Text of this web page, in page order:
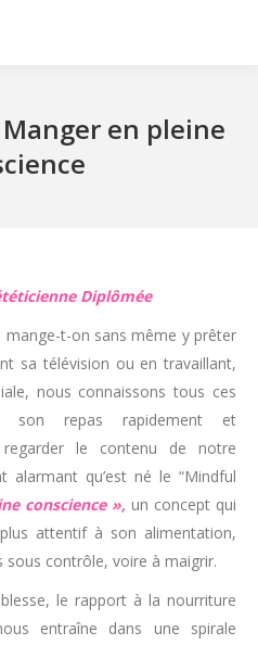
en pleine
Diplômée
t-on sans même y prêter
sa télévision ou en travaillant,
nous connaissons tous ces
son repas rapidement et
le contenu de notre
alarmant qu’est né le “Mindful
conscience », un concept qui
attentif à son alimentation,
sous contrôle, voire à maigrir.
le rapport à la nourriture
entraîne dans une spirale